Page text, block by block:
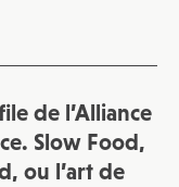
de l’Alliance
Slow Food,
ou l’art de